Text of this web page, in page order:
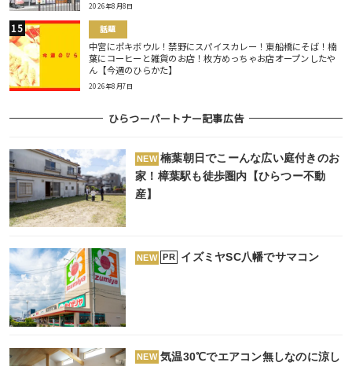
2026年8月8日
話題
中宮にポキボウル！禁野にスパイスカレー！東船橋にそば！楠
葉にコーヒーと雑貨のお店！枚方めっちゃお店オープンしたや
ん【今週のひらかた】
2026年8月7日
ひらつーパートナー記事広告
NEW 楠葉朝日でこーんな広い庭付きのお
家！樟葉駅も徒歩圏内【ひらつー不動
産】
NEW PR イズミヤSC八幡でサマコン
NEW 気温30℃でエアコン無しなのに涼し